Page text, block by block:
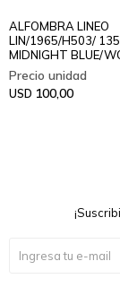
ALFOMBRA LINEO
LIN/1965/H503/
MIDNIGHT BLUE/
USD 100,00